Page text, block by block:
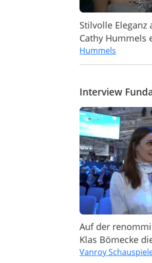
Stilvolle
Cathy Hummels
Hummels
Interview
Auf der
Klas Bömecke
Vanroy